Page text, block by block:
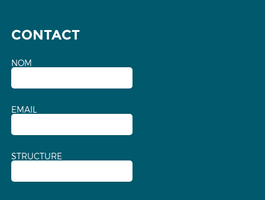
CONTACT
NOM
EMAIL
STRUCTURE